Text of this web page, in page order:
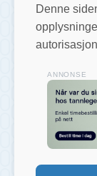
Denne
ANNONSE